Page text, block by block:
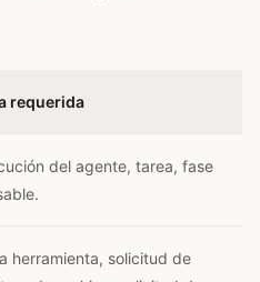
requerida
del agente, tarea, fase
herramienta, solicitud de